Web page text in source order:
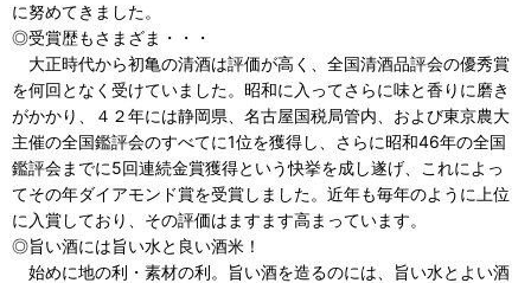
に努めてきました。
◎受賞歴もさまざま・・・
大正時代から初亀の清酒は評価が高く、全国清酒品評会の優秀賞
を何回となく受けていました。昭和に入ってさらに味と香りに磨き
がかかり、４２年には静岡県、名古屋国税局管内、および東京農大
主催の全国鑑評会のすべてに1位を獲得し、さらに昭和46年の全国
鑑評会までに5回連続金賞獲得という快挙を成し遂げ、これによっ
てその年ダイアモンド賞を受賞しました。近年も毎年のように上位
に入賞しており、その評価はますます高まっています。
◎旨い酒には旨い水と良い酒米！
始めに地の利・素材の利。旨い酒を造るのには、旨い水とよい酒